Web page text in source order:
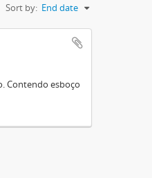
Sort by: End date
Contendo esboço